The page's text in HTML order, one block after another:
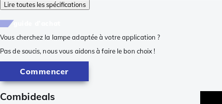
Lire toutes les spécifications
Vous cherchez la lampe adaptée à votre application ?
Pas de soucis, nous vous aidons à faire le bon choix !
Commencer
Combideals